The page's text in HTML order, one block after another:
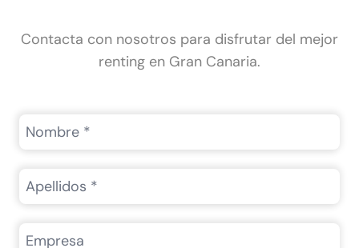
Contacta con nosotros para disfrutar del mejor
renting en Gran Canaria.